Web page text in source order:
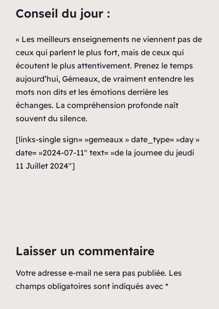
Conseil du jour :
« Les meilleurs enseignements ne viennent pas de
ceux qui parlent le plus fort, mais de ceux qui
écoutent le plus attentivement. Prenez le temps
aujourd’hui, Gémeaux, de vraiment entendre les
mots non dits et les émotions derrière les
échanges. La compréhension profonde naît
souvent du silence.
[links-single sign= »gemeaux » date_type= »day »
date= »2024-07-11″ text= »de la journee du jeudi
11 Juillet 2024″]
Laisser un commentaire
Votre adresse e-mail ne sera pas publiée. Les
champs obligatoires sont indiqués avec *